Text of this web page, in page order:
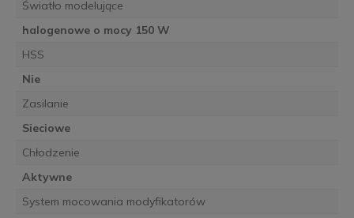
Światło modelujące
halogenowe o mocy 150 W
HSS
Nie
Zasilanie
Sieciowe
Chłodzenie
Aktywne
System mocowania modyfikatorów